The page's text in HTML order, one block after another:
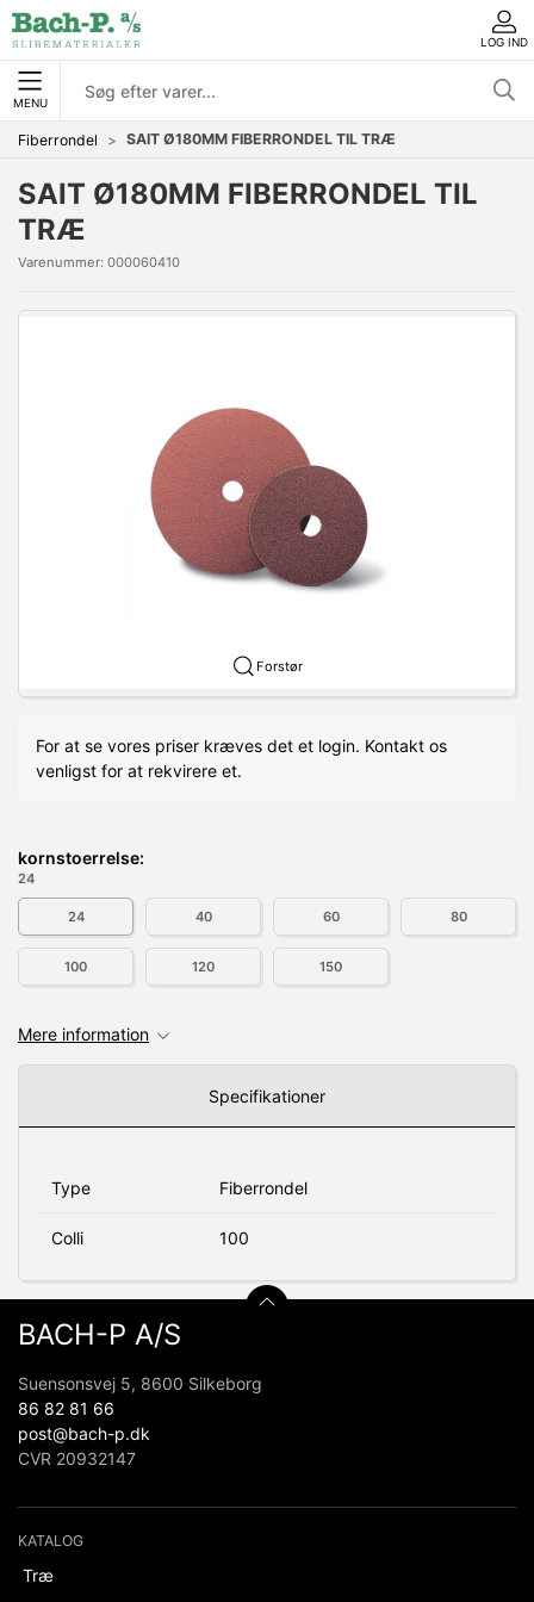
LOG IND
MENU
Fiberrondel SAIT Ø180MM FIBERRONDEL TIL TRÆ
SAIT Ø180MM FIBERRONDEL TIL
TRÆ
Varenummer: 000060410
Forstør
For at se vores priser kræves det et login. Kontakt os
venligst for at rekvirere et.
kornstoerrelse:
24
24 40 60 80
100 120 150
Mere information
Specifikationer
Type Fiberrondel
Colli 100
BACH-P A/S
Suensonsvej 5, 8600 Silkeborg
86 82 81 66
post@bach-p.dk
CVR 20932147
KATALOG
Træ